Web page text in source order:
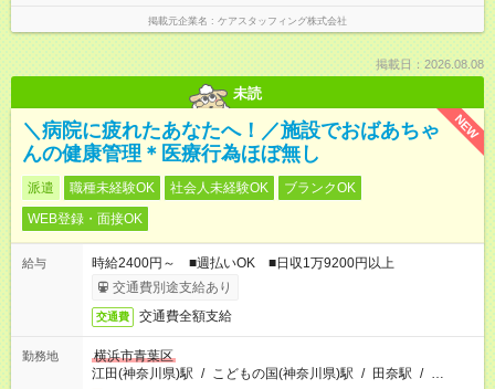
掲載元企業名 ケアスタッフィング株式会社
掲載日：2026.08.08
未読
NEW
＼病院に疲れたあなたへ！／施設でおばあちゃ
んの健康管理＊医療行為ほぼ無し
派遣 職種未経験OK 社会人未経験OK
ブランクOK
WEB登録・面接OK
給与
時給2400円～ ■週払いOK ■日収1万9200円以上
交通費別途支給あり
交通費 交通費全額支給
勤務地
横浜市青葉区
江田(神奈川県)駅 / こどもの国(神奈川県)駅 / 田奈駅 / …